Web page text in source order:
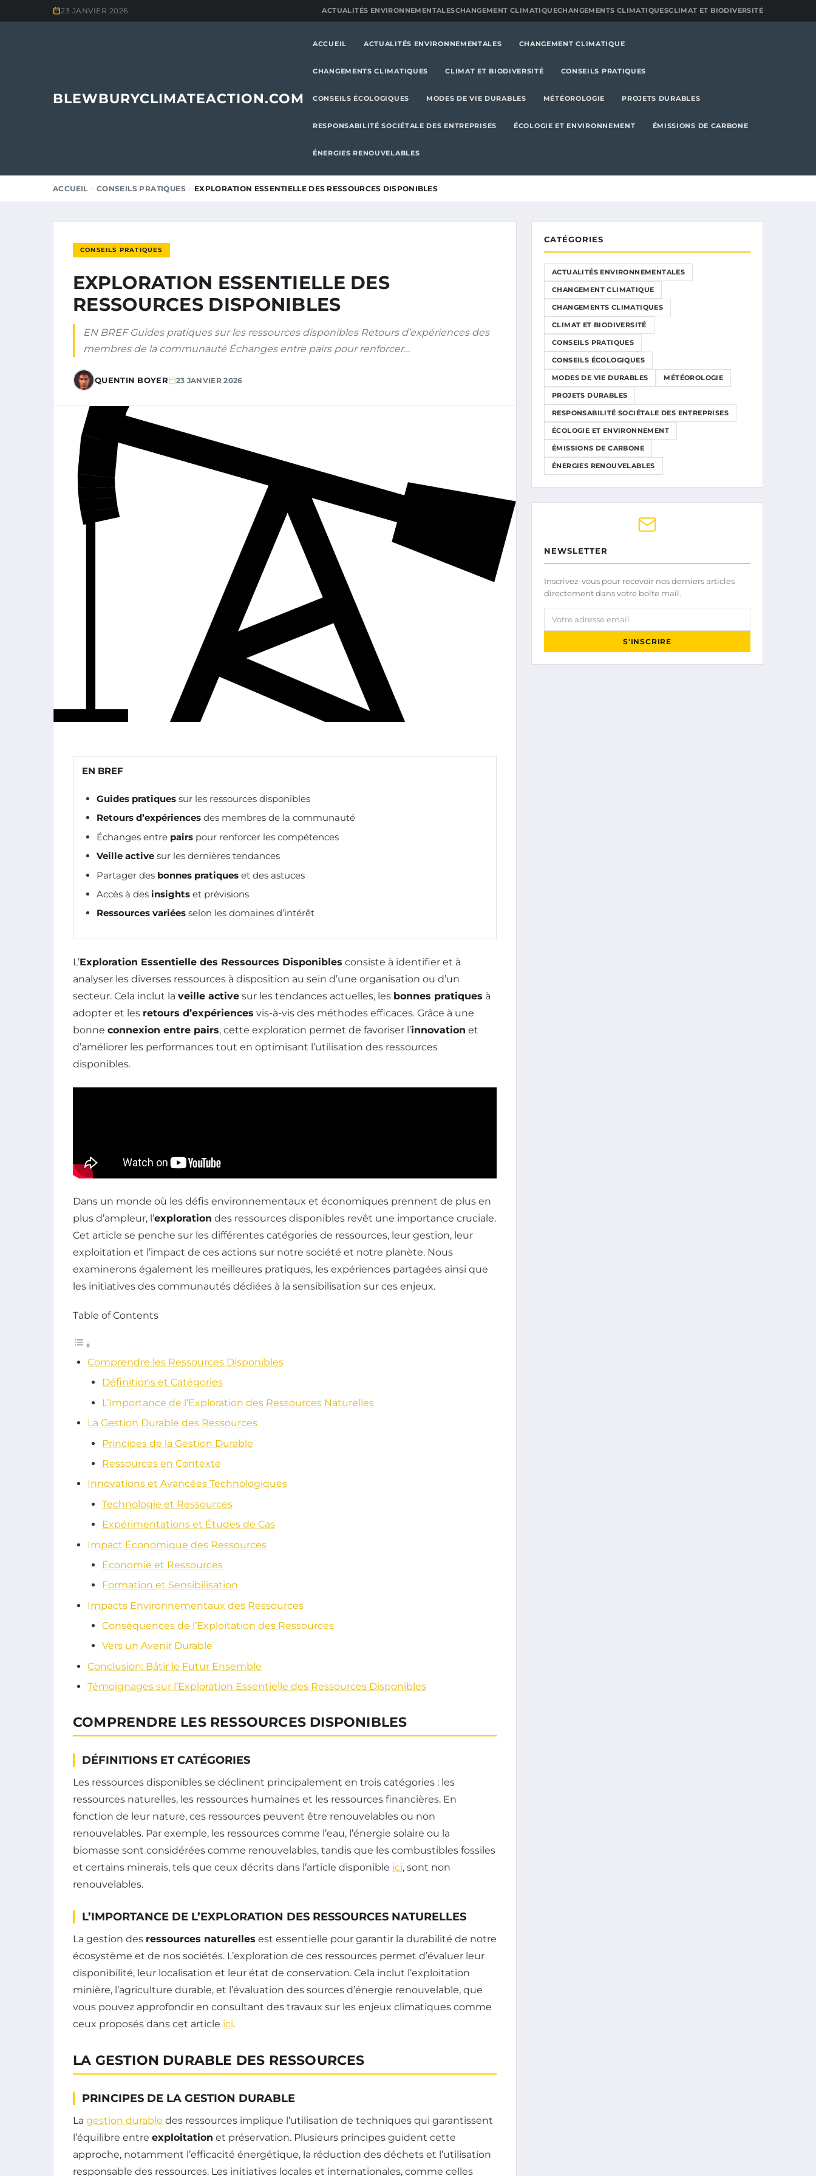
23 JANVIER 2026 ACTUALITÉS ENVIRONNEMENTALESCHANGEMENT CLIMATIQUECHANGEMENTS CLIMATIQUESCLIMAT ET BIODIVERSITÉ
BLEWBURYCLIMATEACTION.COM
ACCUEIL ACTUALITÉS ENVIRONNEMENTALES CHANGEMENT CLIMATIQUE
CHANGEMENTS CLIMATIQUES CLIMAT ET BIODIVERSITÉ CONSEILS PRATIQUES
CONSEILS ÉCOLOGIQUES MODES DE VIE DURABLES MÉTÉOROLOGIE PROJETS DURABLES
RESPONSABILITÉ SOCIÉTALE DES ENTREPRISES ÉCOLOGIE ET ENVIRONNEMENT ÉMISSIONS DE CARBONE
ÉNERGIES RENOUVELABLES
ACCUEIL CONSEILS PRATIQUES EXPLORATION ESSENTIELLE DES RESSOURCES DISPONIBLES
CONSEILS PRATIQUES
EXPLORATION ESSENTIELLE DES
RESSOURCES DISPONIBLES
EN BREF Guides pratiques sur les ressources disponibles Retours d’expériences des
membres de la communauté Échanges entre pairs pour renforcer…
QUENTIN BOYER 23 JANVIER 2026
EN BREF
Guides pratiques sur les ressources disponibles
Retours d’expériences des membres de la communauté
Échanges entre pairs pour renforcer les compétences
Veille active sur les dernières tendances
Partager des bonnes pratiques et des astuces
Accès à des insights et prévisions
Ressources variées selon les domaines d’intérêt
L’Exploration Essentielle des Ressources Disponibles consiste à identifier et à
analyser les diverses ressources à disposition au sein d’une organisation ou d’un
secteur. Cela inclut la veille active sur les tendances actuelles, les bonnes pratiques à
adopter et les retours d’expériences vis-à-vis des méthodes efficaces. Grâce à une
bonne connexion entre pairs, cette exploration permet de favoriser l’innovation et
d’améliorer les performances tout en optimisant l’utilisation des ressources
disponibles.
Dans un monde où les défis environnementaux et économiques prennent de plus en
plus d’ampleur, l’exploration des ressources disponibles revêt une importance cruciale.
Cet article se penche sur les différentes catégories de ressources, leur gestion, leur
exploitation et l’impact de ces actions sur notre société et notre planète. Nous
examinerons également les meilleures pratiques, les expériences partagées ainsi que
les initiatives des communautés dédiées à la sensibilisation sur ces enjeux.
Table of Contents
Comprendre les Ressources Disponibles
Définitions et Catégories
L’Importance de l’Exploration des Ressources Naturelles
La Gestion Durable des Ressources
Principes de la Gestion Durable
Ressources en Contexte
Innovations et Avancées Technologiques
Technologie et Ressources
Expérimentations et Études de Cas
Impact Économique des Ressources
Économie et Ressources
Formation et Sensibilisation
Impacts Environnementaux des Ressources
Conséquences de l’Exploitation des Ressources
Vers un Avenir Durable
Conclusion: Bâtir le Futur Ensemble
Témoignages sur l’Exploration Essentielle des Ressources Disponibles
COMPRENDRE LES RESSOURCES DISPONIBLES
DÉFINITIONS ET CATÉGORIES
Les ressources disponibles se déclinent principalement en trois catégories : les
ressources naturelles, les ressources humaines et les ressources financières. En
fonction de leur nature, ces ressources peuvent être renouvelables ou non
renouvelables. Par exemple, les ressources comme l’eau, l’énergie solaire ou la
biomasse sont considérées comme renouvelables, tandis que les combustibles fossiles
et certains minerais, tels que ceux décrits dans l’article disponible ici, sont non
renouvelables.
L’IMPORTANCE DE L’EXPLORATION DES RESSOURCES NATURELLES
La gestion des ressources naturelles est essentielle pour garantir la durabilité de notre
écosystème et de nos sociétés. L’exploration de ces ressources permet d’évaluer leur
disponibilité, leur localisation et leur état de conservation. Cela inclut l’exploitation
minière, l’agriculture durable, et l’évaluation des sources d’énergie renouvelable, que
vous pouvez approfondir en consultant des travaux sur les enjeux climatiques comme
ceux proposés dans cet article ici.
LA GESTION DURABLE DES RESSOURCES
PRINCIPES DE LA GESTION DURABLE
La gestion durable des ressources implique l’utilisation de techniques qui garantissent
l’équilibre entre exploitation et préservation. Plusieurs principes guident cette
approche, notamment l’efficacité énergétique, la réduction des déchets et l’utilisation
responsable des ressources. Les initiatives locales et internationales, comme celles
CATÉGORIES
ACTUALITÉS ENVIRONNEMENTALES
CHANGEMENT CLIMATIQUE
CHANGEMENTS CLIMATIQUES
CLIMAT ET BIODIVERSITÉ
CONSEILS PRATIQUES
CONSEILS ÉCOLOGIQUES
MODES DE VIE DURABLES MÉTÉOROLOGIE
PROJETS DURABLES
RESPONSABILITÉ SOCIÉTALE DES ENTREPRISES
ÉCOLOGIE ET ENVIRONNEMENT
ÉMISSIONS DE CARBONE
ÉNERGIES RENOUVELABLES
NEWSLETTER
Inscrivez-vous pour recevoir nos derniers articles
directement dans votre boîte mail.
Votre adresse email
S'INSCRIRE